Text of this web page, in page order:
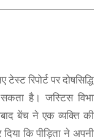
रिपोर्ट पर दोषसिद्धि
है। जस्टिस विभा
बेंच ने एक व्यक्ति की
कि पीड़िता ने अपनी